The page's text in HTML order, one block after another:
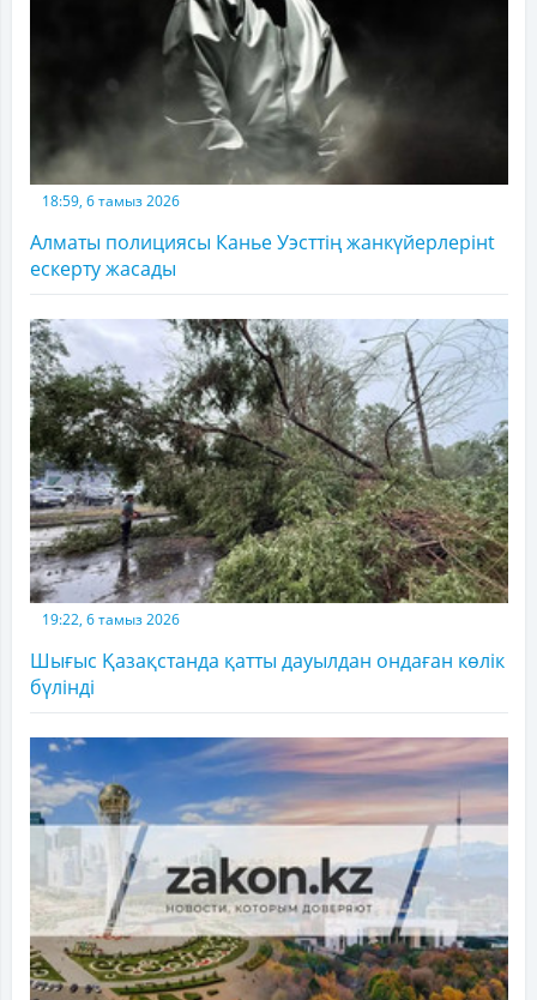
18:59, 6 тамыз 2026
Алматы полициясы Канье Уэсттің жанкүйерлерінt
ескерту жасады
19:22, 6 тамыз 2026
Шығыс Қазақстанда қатты дауылдан ондаған көлік
бүлінді